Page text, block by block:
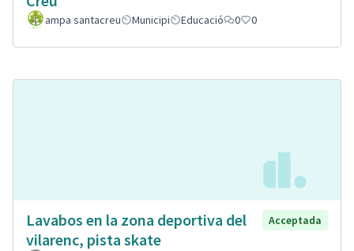
ampa santacreu Municipi Educació 0 0
Lavabos en la zona deportiva del
vilarenc, pista skate
Acceptada